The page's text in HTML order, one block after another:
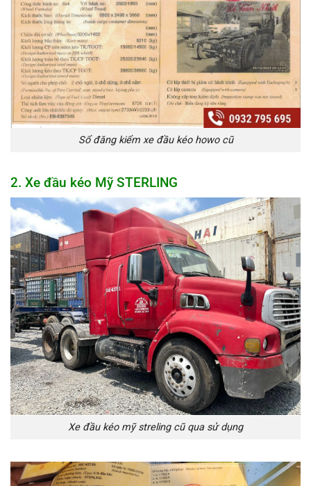
Sổ đăng kiểm xe đầu kéo howo cũ
2. Xe đầu kéo Mỹ STERLING
Xe đầu kéo mỹ streling cũ qua sử dụng